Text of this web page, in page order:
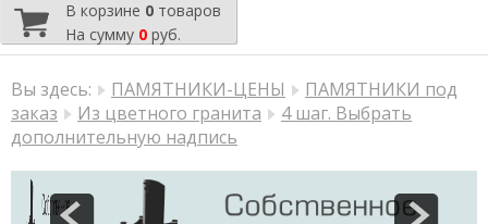
В корзине 0 товаров
На сумму 0 руб.
Вы здесь: ПАМЯТНИКИ-ЦЕНЫ
ПАМЯТНИКИ под
заказ
Из цветного гранита
4 шаг. Выбрать
дополнительную надпись